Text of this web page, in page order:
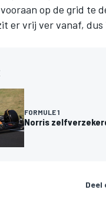
op de grid te
er vrij ver vanaf,
FORMULE 1
Norris